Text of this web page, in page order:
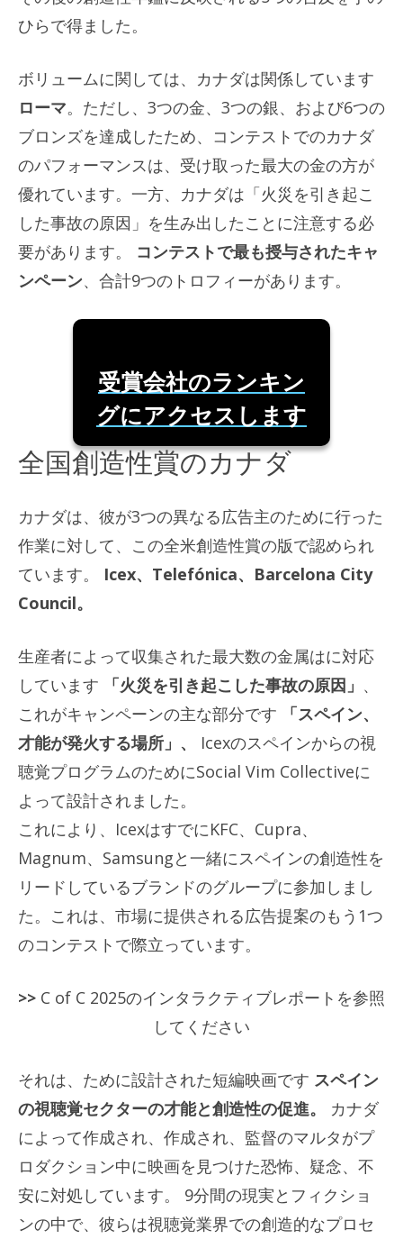
ひらで得ました。
ボリュームに関しては、カナダは関係しています
ローマ。ただし、3つの金、3つの銀、および6つの
ブロンズを達成したため、コンテストでのカナダ
のパフォーマンスは、受け取った最大の金の方が
優れています。一方、カナダは「火災を引き起こ
した事故の原因」を生み出したことに注意する必
要があります。
コンテストで最も授与されたキャ
ンペーン、合計9つのトロフィーがあります。
受賞会社のランキン
グにアクセスします
全国創造性賞のカナダ
カナダは、彼が3つの異なる広告主のために行った
作業に対して、この全米創造性賞の版で認められ
ています。 Icex、Telefónica、Barcelona City
Council。
生産者によって収集された最大数の金属はに対応
しています
「火災を引き起こした事故の原因」 、
これがキャンペーンの主な部分です
「スペイン、
才能が発火する場所」、
Icexのスペインからの視
聴覚プログラムのためにSocial Vim Collectiveに
よって設計されました。
これにより、IcexはすでにKFC、Cupra、
Magnum、Samsungと一緒にスペインの創造性を
リードしているブランドのグループに参加しまし
た。これは、市場に提供される広告提案のもう1つ
のコンテストで際立っています。
>> C of C 2025のインタラクティブレポートを参照
してください
それは、ために設計された短編映画です スペイン
の視聴覚セクターの才能と創造性の促進。
カナダ
によって作成され、作成され、監督のマルタがプ
ロダクション中に映画を見つけた恐怖、疑念、不
安に対処しています。 9分間の現実とフィクショ
ンの中で、彼らは視聴覚業界での創造的なプロセ